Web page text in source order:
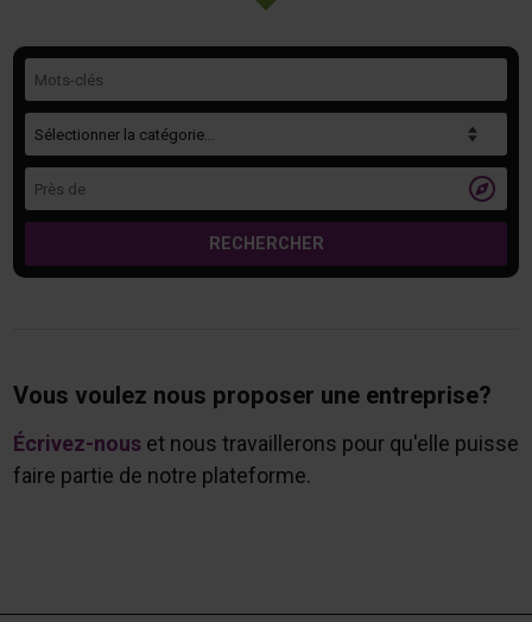

RECHERCHER
Vous voulez nous proposer une entreprise?
Écrivez-nouset nous travaillerons pour qu'elle puisse
faire partie de notre plateforme.